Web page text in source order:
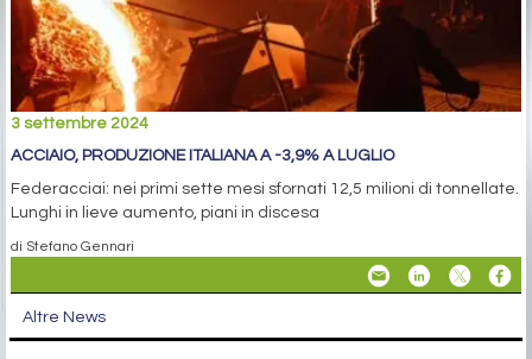
3 settembre 2024
ACCIAIO, PRODUZIONE ITALIANA A -3,9% A LUGLIO
Federacciai: nei primi sette mesi sfornati 12,5 milioni di tonnellate.
Lunghi in lieve aumento, piani in discesa
di Stefano Gennari
Altre News